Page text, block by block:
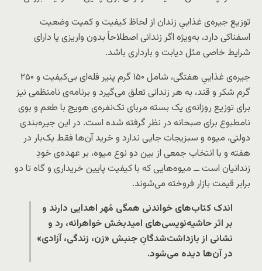
توزیع جیره‌ی غذاییِ زندان از لحاظ کیفیت و کمیت وضعیت
اسفناکی دارد، به‌ویژه اگر زندانی اصطلاحاً بدون واریزی یا دارای
شرایط خاصی مثل دیابت و بارداری باشد.
جیره‌ی غذاییِ هفتگی، شامل ۱۵۰ گرم پنیر فله‌ای بی‌کیفیت و ۲۵۰
گرم شکر و قند، به هر زندانی تعلق می‌گیرد و برنامه‌ی نامنظمی نیز
برای توزیع روزانه‌ی یک بسته مربای تک‌نفره‌ی هویج با طعم و بوی
نامطبوع برای صبحانه در نظر گرفته شده است. در این جیره‌بندی
دولتی، میوه و سبزیجات جایی ندارد و خرید آن‌ها فقط یک‌بار در
هفته و با انتخاب جمعی از بین دو نوع میوه، بر عهده‌ی خودِ
زندانیان است ــ میوه‌هایی که با کیفیت پایین خریداری و گاه تا دو
برابر قیمت بازار فروخته می‌شوند.
اندک کتاب‌های خواندنی همگی مُهر اهدایی دارند و
بر اثر حاشیه‌نویسی‌های امیدبخش خواهرانه، رد و
نشانی از بازداشت‌شدگانِ جنبش «زن، زندگی، آزادی»
در آن‌ها دیده می‌شود.